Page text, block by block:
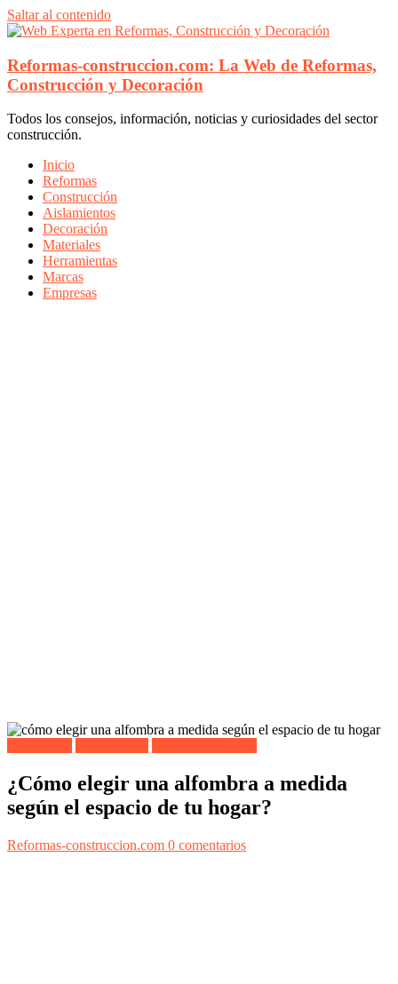
Saltar al contenido
Reformas-construccion.com: La Web de Reformas,
Construcción y Decoración
Todos los consejos, información, noticias y curiosidades del sector
construcción.
Inicio
Reformas
Construcción
Aislamientos
Decoración
Materiales
Herramientas
Marcas
Empresas
¿Cómo elegir una alfombra a medida
según el espacio de tu hogar?
Reformas-construccion.com 0 comentarios